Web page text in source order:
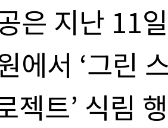
은 지난 11
에서 ‘그린
젝트’ 식림